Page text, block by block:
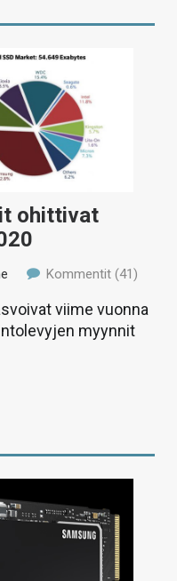
ohittivat
Kommentit (41)
viime vuonna
myynnit